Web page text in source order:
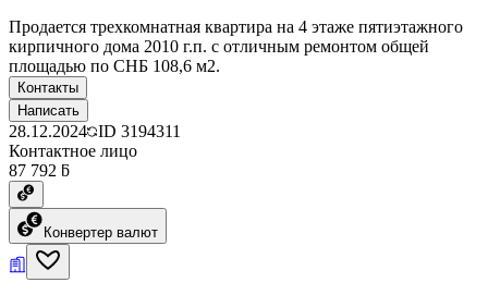
Продается трехкомнатная квартира на 4 этаже пятиэтажного
кирпичного дома 2010 г.п. с отличным ремонтом общей
площадью по СНБ 108,6 м2.
Контакты
Написать
28.12.2024 ID 3194311
Контактное лицо
87 792 ƃ
Конвертер валют